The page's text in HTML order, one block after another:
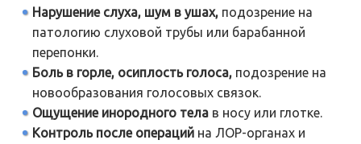
Нарушение слуха, шум в ушах, подозрение на
патологию слуховой трубы или барабанной
перепонки.
Боль в горле, осиплость голоса, подозрение на
новообразования голосовых связок.
Ощущение инородного тела в носу или глотке.
Контроль после операций на ЛОР-органах и